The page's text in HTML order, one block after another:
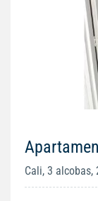
Cali, 3 alcobas,